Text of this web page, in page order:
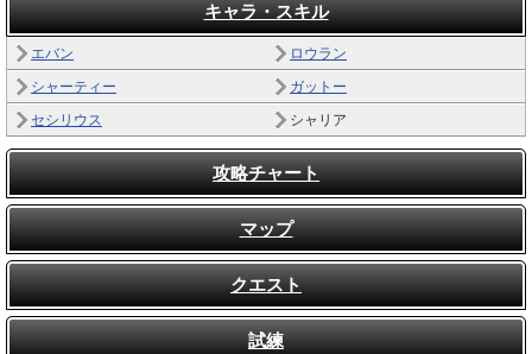
キャラ・スキル
エバン
ロウラン
シャーティー
ガットー
セシリウス
シャリア
攻略チャート
マップ
クエスト
試練